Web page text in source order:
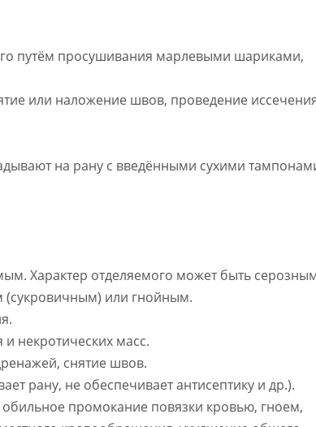
путём просушивания марлевыми шариками,
или наложение швов, проведение
на рану с введёнными сухими
Характер отделяемого может быть
(сукровичным) или гнойным.
некротических масс.
снятие швов.
рану, не обеспечивает антисептику и др.).
промокание повязки кровью, гноем,